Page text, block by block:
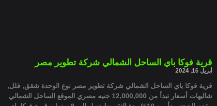
قرية فوكا باي الساحل الشمالي شركة تطوير مصر
أبريل 16, 2024
قرية فوكا باي الساحل الشمالي شركة تطوير مصر نوع الوحدة شقق, فلل,
شاليهات أسعار تبدأ من 12,000,000 جنيه مصري الموقع الساحل الشمالي